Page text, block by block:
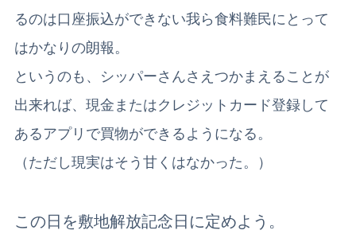
るのは口座振込ができない我ら食料難民にとって
はかなりの朗報。
というのも、シッパーさんさえつかまえることが
出来れば、現金またはクレジットカード登録して
あるアプリで買物ができるようになる。
（ただし現実はそう甘くはなかった。）
この日を敷地解放記念日に定めよう。